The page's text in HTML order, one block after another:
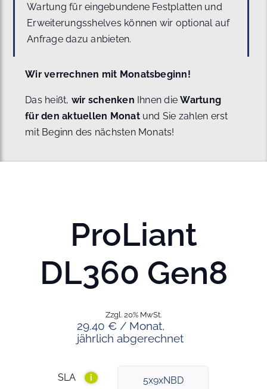
Wartung für eingebundene Festplatten und
Erweiterungsshelves können wir optional auf
Anfrage dazu anbieten.
Wir verrechnen mit Monatsbeginn!
Das heißt, wir schenken Ihnen dieWartung
für den aktuellen Monat und Sie zahlen erst
mit Beginn des nächsten Monats!
ProLiant
DL360 Gen8
29.40 € / Monat,
jährlich abgerechnet
Zzgl. 20% MwSt.
SLA i 5x9xNBD